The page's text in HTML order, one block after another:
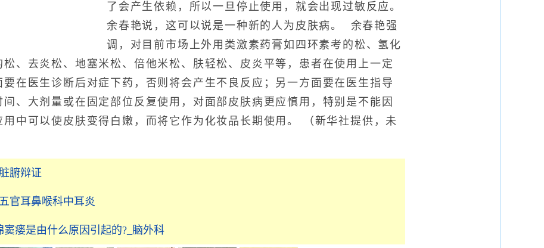
了会产生依赖，所以一旦停止使用，就会出现过敏反应。
余春艳说，这可以说是一种新的人为皮肤病。 余春艳强
调，对目前市场上外用类激素药膏如四环素考的松、氢化
、去炎松、地塞米松、倍他米松、肤轻松、皮炎平等，患者在使用上一定
在医生诊断后对症下药，否则将会产生不良反应；另一方面要在医生指导
间、大剂量或在固定部位反复使用，对面部皮肤病更应慎用，特别是不能因
中可以使皮肤变得白嫩，而将它作为化妆品长期使用。 （新华社提供，未
腑辩证
官耳鼻喉科中耳炎
瘘是由什么原因引起的?_脑外科